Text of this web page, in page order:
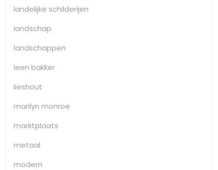
landelijke schilderijen
landschap
landschappen
leen bakker
lieshout
marilyn monroe
marktplaats
metaal
modern